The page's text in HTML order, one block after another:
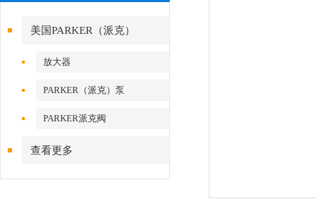
美国PARKER（派克）
放大器
PARKER（派克）泵
PARKER派克阀
查看更多